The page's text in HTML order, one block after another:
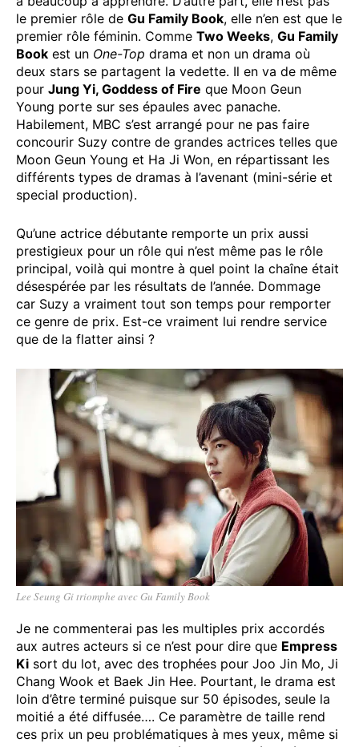
le premier rôle de Gu Family Book, elle n’en est que le
premier rôle féminin. Comme Two Weeks, Gu Family
Book est un One-Top drama et non un drama où
deux stars se partagent la vedette. Il en va de même
pour Jung Yi, Goddess of Fire que Moon Geun
Young porte sur ses épaules avec panache.
Habilement, MBC s’est arrangé pour ne pas faire
concourir Suzy contre de grandes actrices telles que
Moon Geun Young et Ha Ji Won, en répartissant les
différents types de dramas à l’avenant (mini-série et
special production).
Qu’une actrice débutante remporte un prix aussi
prestigieux pour un rôle qui n’est même pas le rôle
principal, voilà qui montre à quel point la chaîne était
désespérée par les résultats de l’année. Dommage
car Suzy a vraiment tout son temps pour remporter
ce genre de prix. Est-ce vraiment lui rendre service
que de la flatter ainsi ?
Lee Seung Gi triomphe avec Gu Family Book
Je ne commenterai pas les multiples prix accordés
aux autres acteurs si ce n’est pour dire que Empress
Ki sort du lot, avec des trophées pour Joo Jin Mo, Ji
Chang Wook et Baek Jin Hee. Pourtant, le drama est
loin d’être terminé puisque sur 50 épisodes, seule la
moitié a été diffusée…. Ce paramètre de taille rend
ces prix un peu problématiques à mes yeux, même si